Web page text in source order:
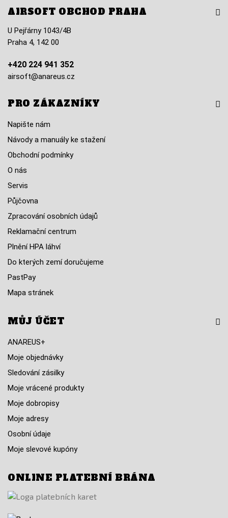
AIRSOFT OBCHOD PRAHA
U Pejřárny 1043/4B
Praha 4, 142 00
+420 224 941 352
airsoft@anareus.cz
PRO ZÁKAZNÍKY
Napište nám
Návody a manuály ke stažení
Obchodní podmínky
O nás
Servis
Půjčovna
Zpracování osobních údajů
Reklamační centrum
Plnění HPA láhví
Do kterých zemí doručujeme
PastPay
Mapa stránek
MŮJ ÚČET
ANAREUS+
Moje objednávky
Sledování zásilky
Moje vrácené produkty
Moje dobropisy
Moje adresy
Osobní údaje
Moje slevové kupóny
ONLINE PLATEBNÍ BRÁNA